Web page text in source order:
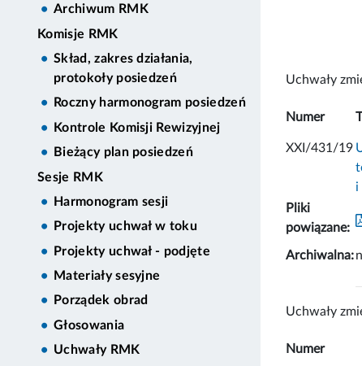
Archiwum RMK
Komisje RMK
Skład, zakres działania,
protokoły posiedzeń
Roczny harmonogram posiedzeń
Kontrole Komisji Rewizyjnej
Bieżący plan posiedzeń
Sesje RMK
Harmonogram sesji
Projekty uchwał w toku
Projekty uchwał - podjęte
Materiały sesyjne
Porządek obrad
Głosowania
Uchwały RMK
Uchwały
Numer
XXI/431/19
i
Pliki
powiązane:
Archiwalna:
Uchwały
Numer